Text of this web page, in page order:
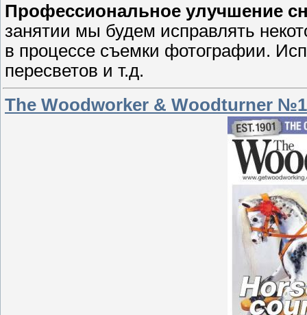
Профессиональное улучшение
занятии мы будем исправлять
в процессе съемки фотографии.
пересветов и т.д.
The Woodworker & Woodturner